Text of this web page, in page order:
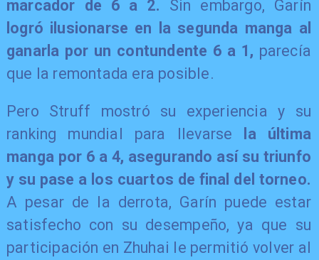
marcador de 6 a 2. Sin embargo, Garín
logró ilusionarse en la segunda manga al
ganarla por un contundente 6 a 1, parecía
que la remontada era posible.
Pero Struff mostró su experiencia y su
ranking mundial para llevarse la última
manga por 6 a 4, asegurando así su triunfo
y su pase a los cuartos de final del torneo.
A pesar de la derrota, Garín puede estar
satisfecho con su desempeño, ya que su
participación en Zhuhai le permitió volver al